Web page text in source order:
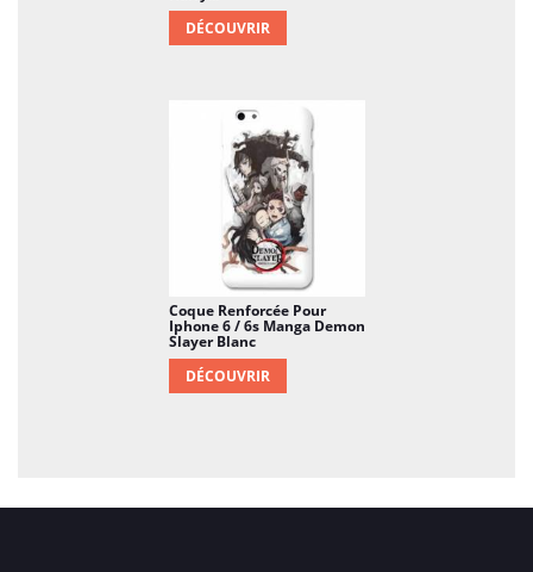
DÉCOUVRIR
Coque Renforcée Pour
Iphone 6 / 6s Manga Demon
Slayer Blanc
DÉCOUVRIR